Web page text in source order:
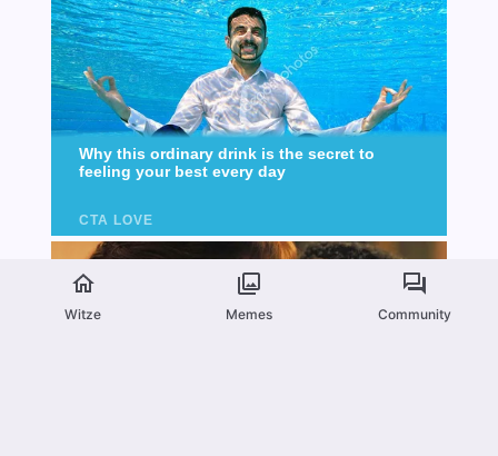
Witze Memes Community